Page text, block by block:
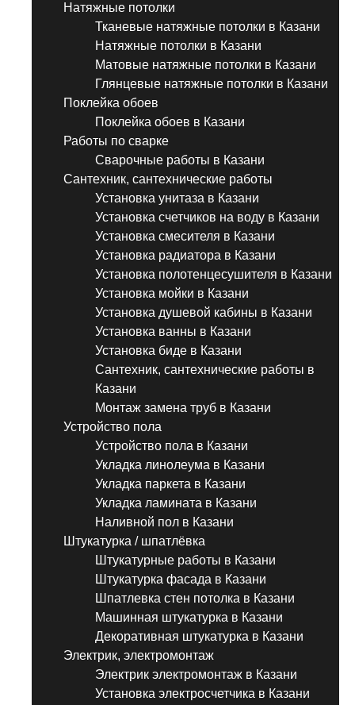
Натяжные потолки
Тканевые натяжные потолки в Казани
Натяжные потолки в Казани
Матовые натяжные потолки в Казани
Глянцевые натяжные потолки в Казани
Поклейка обоев
Поклейка обоев в Казани
Работы по сварке
Сварочные работы в Казани
Сантехник, сантехнические работы
Установка унитаза в Казани
Установка счетчиков на воду в Казани
Установка смесителя в Казани
Установка радиатора в Казани
Установка полотенцесушителя в Казани
Установка мойки в Казани
Установка душевой кабины в Казани
Установка ванны в Казани
Установка биде в Казани
Сантехник, сантехнические работы в
Казани
Монтаж замена труб в Казани
Устройство пола
Устройство пола в Казани
Укладка линолеума в Казани
Укладка паркета в Казани
Укладка ламината в Казани
Наливной пол в Казани
Штукатурка / шпатлёвка
Штукатурные работы в Казани
Штукатурка фасада в Казани
Шпатлевка стен потолка в Казани
Машинная штукатурка в Казани
Декоративная штукатурка в Казани
Электрик, электромонтаж
Электрик электромонтаж в Казани
Установка электросчетчика в Казани